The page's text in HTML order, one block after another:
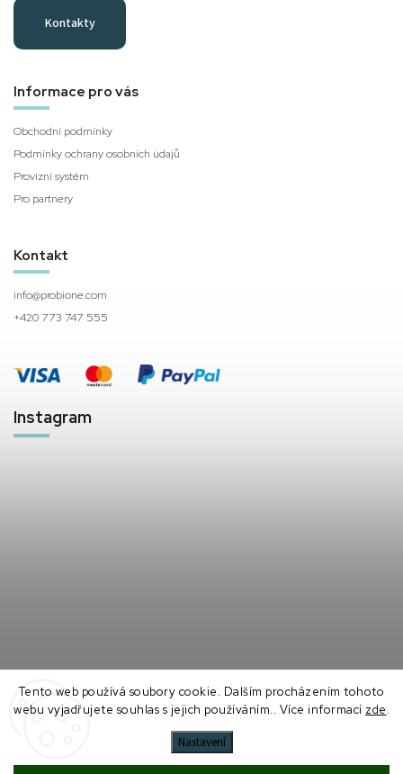
Tento web používá soubory cookie. Dalším procházením tohoto
webu vyjadřujete souhlas s jejich používáním.. Více informací zde.
Nastavení
Kontakty
Informace pro vás
Obchodní podmínky
Podmínky ochrany osobních údajů
Provizní systém
Pro partnery
Kontakt
info@probione.com
+420 773 747 555
Instagram
Sledovat na Instagramu